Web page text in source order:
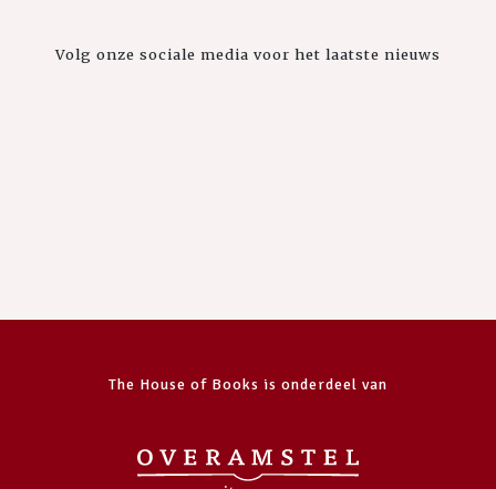
Volg onze sociale media voor het laatste nieuws
The House of Books is onderdeel van